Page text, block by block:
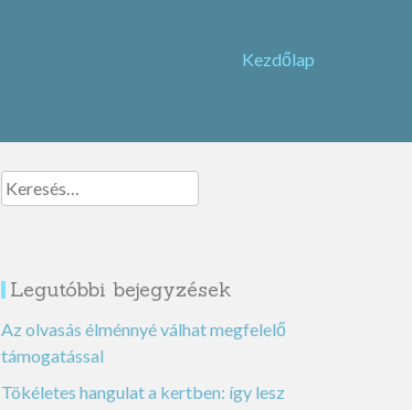
Kezdőlap
Keresés:
Legutóbbi bejegyzések
Az olvasás élménnyé válhat megfelelő
támogatással
Tökéletes hangulat a kertben: így lesz